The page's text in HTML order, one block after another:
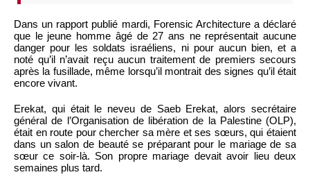
Dans un rapport publié mardi, Forensic Architecture a déclaré
que le jeune homme âgé de 27 ans ne représentait aucune
danger pour les soldats israéliens, ni pour aucun bien, et a
noté qu’il n’avait reçu aucun traitement de premiers secours
après la fusillade, même lorsqu’il montrait des signes qu’il était
encore vivant.
Erekat, qui était le neveu de Saeb Erekat, alors secrétaire
général de l’Organisation de libération de la Palestine (OLP),
était en route pour chercher sa mère et ses sœurs, qui étaient
dans un salon de beauté se préparant pour le mariage de sa
sœur ce soir-là. Son propre mariage devait avoir lieu deux
semaines plus tard.